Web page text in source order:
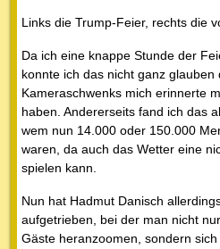
Links die Trump-Feier, rechts die
Da ich eine knappe Stunde der
konnte ich das nicht ganz glauben
Kameraschwenks mich erinnerte
haben. Andererseits fand ich das
wem nun 14.000 oder 150.000
waren, da auch das Wetter eine
spielen kann.
Nun hat Hadmut Danisch
aufgetrieben, bei der man nicht
Gäste heranzoomen, sondern